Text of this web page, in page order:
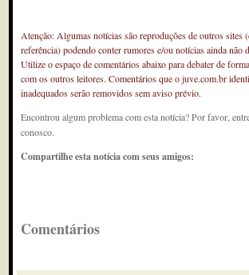
Atenção: Algumas notícias são reproduções de outros sites
referência) podendo conter rumores e/ou notícias ainda não
Utilize o espaço de comentários abaixo para debater de
com os outros leitores. Comentários que o juve.com.br
inadequados serão removidos sem aviso prévio.
Encontrou algum problema com esta notícia? Por favor,
conosco.
Compartilhe esta notícia com seus amigos:
Comentários